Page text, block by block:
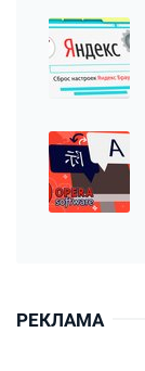
РЕКЛАМА